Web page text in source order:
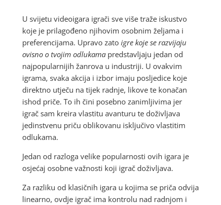
U svijetu videoigara igrači sve više traže iskustvo
koje je prilagođeno njihovim osobnim željama i
preferencijama. Upravo zato igre koje se razvijaju
ovisno o tvojim odlukamapredstavljaju jedan od
najpopularnijih žanrova u industriji. U ovakvim
igrama, svaka akcija i izbor imaju posljedice koje
direktno utječu na tijek radnje, likove te konačan
ishod priče. To ih čini posebno zanimljivima jer
igrač sam kreira vlastitu avanturu te doživljava
jedinstvenu priču oblikovanu isključivo vlastitim
odlukama.
Jedan od razloga velike popularnosti ovih igara je
osjećaj osobne važnosti koji igrač doživljava.
Za razliku od klasičnih igara u kojima se priča odvija
linearno, ovdje igrač ima kontrolu nad radnjom i